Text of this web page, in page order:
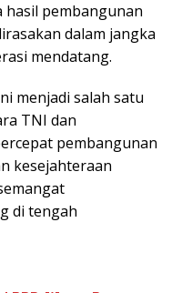
pembangunan
dalam jangka
mendatang.
menjadi salah satu
TNI dan
pembangunan
kesejahteraan
di tengah